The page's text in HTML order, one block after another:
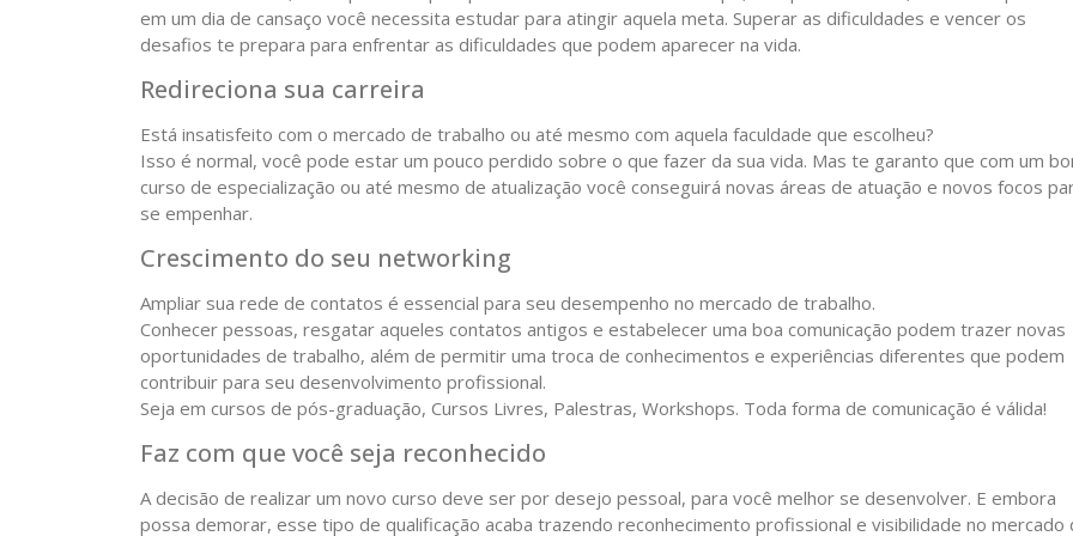
em um dia de cansaço você necessita estudar para atingir aquela meta. Superar as dificuldades e vencer os
desafios te prepara para enfrentar as dificuldades que podem aparecer na vida.
Redireciona sua carreira
Está insatisfeito com o mercado de trabalho ou até mesmo com aquela faculdade que escolheu?
Isso é normal, você pode estar um pouco perdido sobre o que fazer da sua vida. Mas te garanto que com um
curso de especialização ou até mesmo de atualização você conseguirá novas áreas de atuação e novos focos
se empenhar.
Crescimento do seu networking
Ampliar sua rede de contatos é essencial para seu desempenho no mercado de trabalho.
Conhecer pessoas, resgatar aqueles contatos antigos e estabelecer uma boa comunicação podem trazer novas
oportunidades de trabalho, além de permitir uma troca de conhecimentos e experiências diferentes que podem
contribuir para seu desenvolvimento profissional.
Seja em cursos de pós-graduação, Cursos Livres, Palestras, Workshops. Toda forma de comunicação é válida!
Faz com que você seja reconhecido
A decisão de realizar um novo curso deve ser por desejo pessoal, para você melhor se desenvolver. E embora
possa demorar, esse tipo de qualificação acaba trazendo reconhecimento profissional e visibilidade no mercado